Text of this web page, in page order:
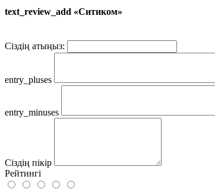
text_review_add «Ситиком»
Сіздің атыңыз:
entry_pluses
entry_minuses
Сіздің пікір
Рейтингі